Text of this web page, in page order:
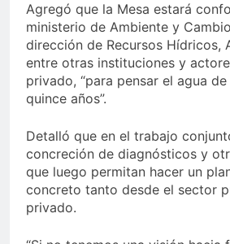
Agregó que la Mesa estará
ministerio de Ambiente y
dirección de Recursos Hídricos,
entre otras instituciones y
privado, “para pensar el agua
quince años”.
Detalló que en el trabajo
concreción de diagnósticos y
que luego permitan hacer un
concreto tanto desde el sector
privado.